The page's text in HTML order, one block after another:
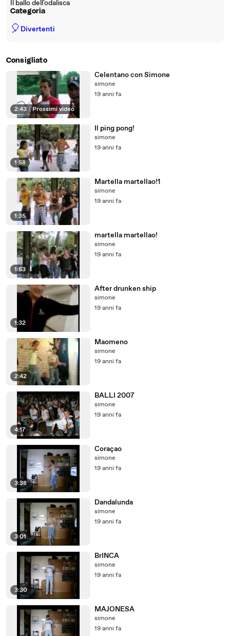
Il ballo dell'odalisca
Categoria
🎈 Divertenti
Consigliato
2:43 Prossimi video
Celentano con Simone
simone
19 anni fa
1:58
Il ping pong!
simone
19 anni fa
1:35
Martella martellao!1
simone
19 anni fa
1:53
martella martellao!
simone
19 anni fa
1:32
After drunken ship
simone
19 anni fa
2:42
Maomeno
simone
19 anni fa
4:17
BALLI 2007
simone
19 anni fa
3:38
Coraçao
simone
19 anni fa
3:01
Dandalunda
simone
19 anni fa
3:30
BrINCA
simone
19 anni fa
MAJONESA
simone
19 anni fa